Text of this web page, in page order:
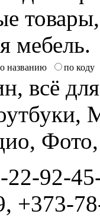
мебель.
названию по коду
всё
92-
+373-